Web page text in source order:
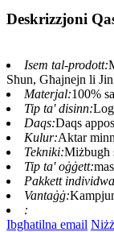
Deskrizzjoni
Isem tal-prodott:
Sħun, Għajnejn li
Materjal:100%
Tip ta' disinn:
Daqs:Daqs
Kulur:Aktar
Tekniki:Miżbugħ
Tip ta' oġġett:
Pakkett
Vantaġġ:
:
Ibgħatilna email